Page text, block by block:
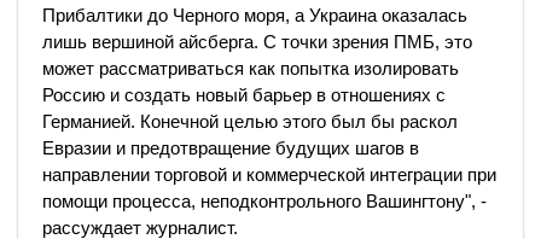
Прибалтики до Черного моря, а Украина оказалась
лишь вершиной айсберга. С точки зрения ПМБ, это
может рассматриваться как попытка изолировать
Россию и создать новый барьер в отношениях с
Германией. Конечной целью этого был бы раскол
Евразии и предотвращение будущих шагов в
направлении торговой и коммерческой интеграции при
помощи процесса, неподконтрольного Вашингтону", -
рассуждает журналист.